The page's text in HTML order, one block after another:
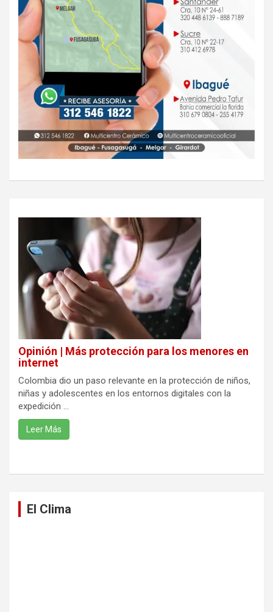
Opinión | Más protección para los menores en
internet
Colombia dio un paso relevante en la protección de niños,
niñas y adolescentes en los entornos digitales con la
expedición ...
Leer Más
El Clima